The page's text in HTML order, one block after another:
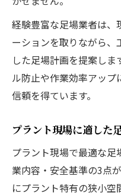
経験豊富な足場業者は、
ーションを取りながら
した足場計画を提案し
ル防止や作業効率アップ
信頼を得ています。
プラント現場に適した
プラント現場で最適な
業内容・安全基準の3点
にプラント特有の狭小